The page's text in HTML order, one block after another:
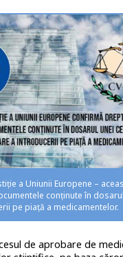
a Uniunii Europene –
conținute în
pe piață a medicamentelor.
de aprobare de